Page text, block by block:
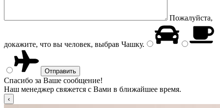
Пожалуйста,
докажите, что вы человек, выбрав Чашку.
Спасибо за Ваше сообщение!
Наш менеджер свяжется с Вами в ближайшее время.